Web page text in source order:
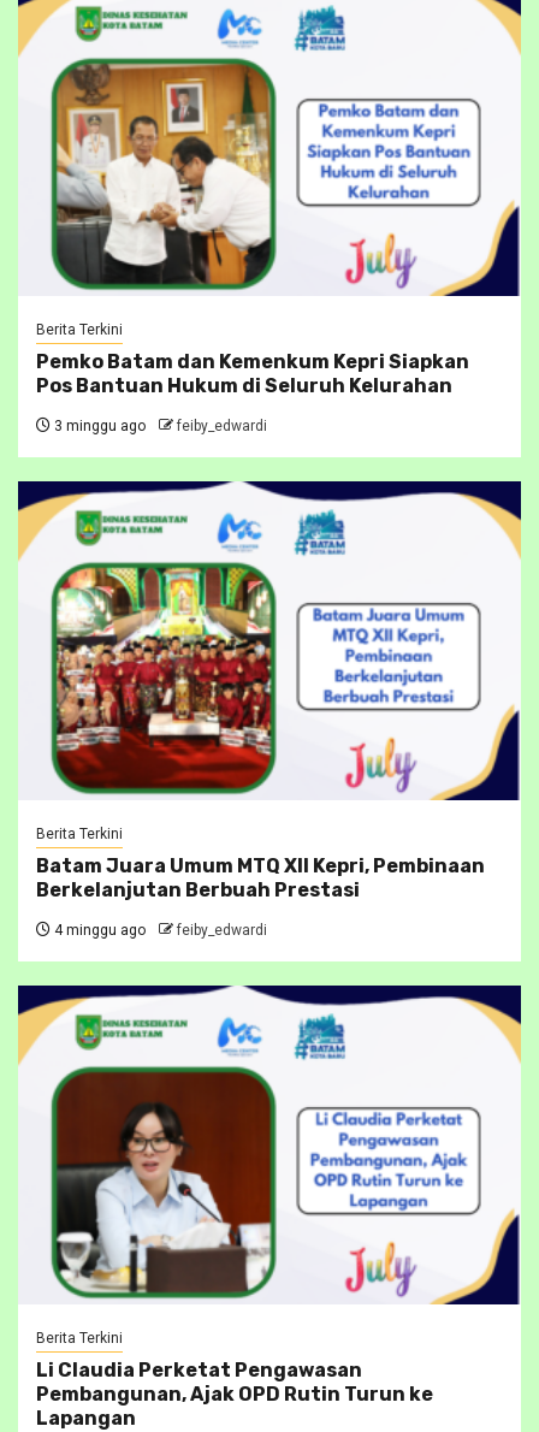
Berita Terkini
Pemko Batam dan Kemenkum Kepri Siapkan
Pos Bantuan Hukum di Seluruh Kelurahan
3 minggu ago feiby_edwardi
Berita Terkini
Batam Juara Umum MTQ XII Kepri, Pembinaan
Berkelanjutan Berbuah Prestasi
4 minggu ago feiby_edwardi
Berita Terkini
Li Claudia Perketat Pengawasan
Pembangunan, Ajak OPD Rutin Turun ke
Lapangan